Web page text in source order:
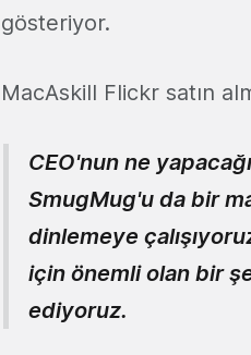
gösteriyor.
MacAskill Flickr satın
CEO'nun ne
SmugMug'u da bir
dinlemeye
için önemli olan bir
ediyoruz.